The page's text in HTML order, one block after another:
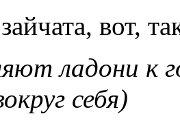
вот,
ладони к
себя)